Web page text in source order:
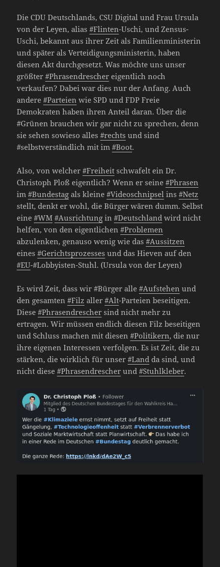
Die CDU Deutschlands, CSU Digital und Frau Ursula
von der Leyen, alias#Flinten-Uschi, und Zensus-
Uschi, bekannt aus ihrer Zeit als Familienministerin
und später als Verteidigungsministerin, haben
diesen Akt durchgesetzt. Was möchte uns unser
größter#Phrasendrescher eigentlich noch
verkaufen? Dabei war dies nur der Anfang. Auch
andere#Parteien wie SPD und FDP Freie
Demokraten haben ihren Anteil daran. Über die
#Grünen brauchen wir gar nicht zu sprechen, denn
sie sehen sowieso alles#rechts und sind
#selbstverständlich mit im#Boot.
Also, von welcher#Freiheit schwafelt ein Dr.
Christoph Ploß eigentlich? Wenn er seine#Phrasen
im#Bundestag als kleine#Videoschnipsel ins#Netz
stellt, denkt er wohl, die Bürger wären dumm. Selbst
eine#WM #Ausrichtung in#Deutschland wird nicht
helfen, von den eigentlichen#Problemen
abzulenken, genauso wenig wie das#Aussitzen
eines#Gerichtsprozesses und das Hieven auf den
#EU-#Lobbyisten-Stuhl. (Ursula von der Leyen)
Es wird Zeit, dass wir #Bürger alle#Aufstehen und
den gesamten#Filz aller#Alt-Parteien beseitigen.
Diese#Phrasendrescher sind nicht mehr zu
ertragen. Wir müssen endlich diesen Filz beseitigen
und Schluss machen mit diesen#Politikern, die nur
ihre eigenen Interessen verfolgen. Es ist Zeit, die zu
stärken, die wirklich für unser#Land da sind, und
nicht diese#Phrasendrescher und#Stuhlkleber.